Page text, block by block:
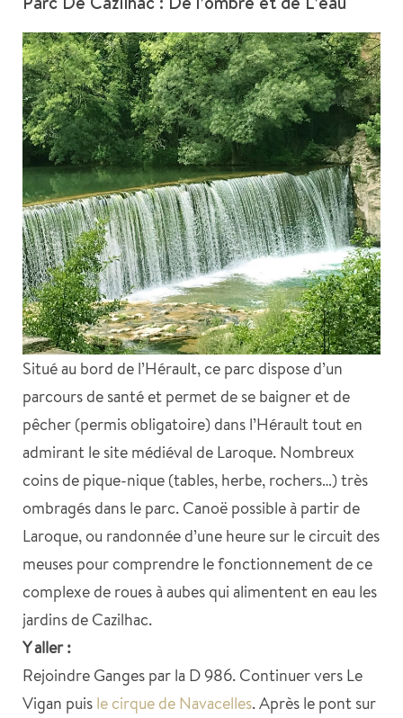
Situé au bord de l’Hérault, ce parc dispose d’un
parcours de santé et permet de se baigner et de
pêcher (permis obligatoire) dans l’Hérault tout en
admirant le site médiéval de Laroque. Nombreux
coins de pique-nique (tables, herbe, rochers…) très
ombragés dans le parc. Canoë possible à partir de
Laroque, ou randonnée d’une heure sur le circuit des
meuses pour comprendre le fonctionnement de ce
complexe de roues à aubes qui alimentent en eau les
jardins de Cazilhac.
Y aller :
Rejoindre Ganges par la D 986. Continuer vers Le
Vigan puis le cirque de Navacelles. Après le pont sur